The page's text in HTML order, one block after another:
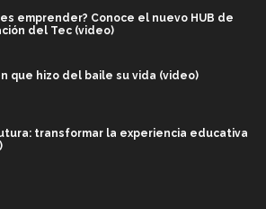
emprender? Conoce el nuevo HUB de
del Tec (video)
que hizo del baile su vida (video)
transformar la experiencia educativa